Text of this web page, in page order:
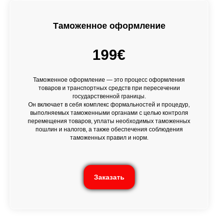
Таможенное оформление
199€
Таможенное оформление — это процесс оформления
товаров и транспортных средств при пересечении
государственной границы.
Он включает в себя комплекс формальностей и процедур,
выполняемых таможенными органами с целью контроля
перемещения товаров, уплаты необходимых таможенных
пошлин и налогов, а также обеспечения соблюдения
таможенных правил и норм.
Заказать